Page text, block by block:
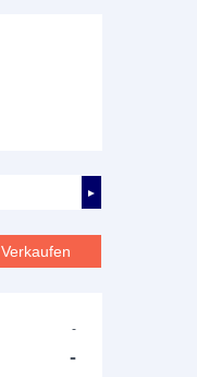
►
Verkaufen
-
-